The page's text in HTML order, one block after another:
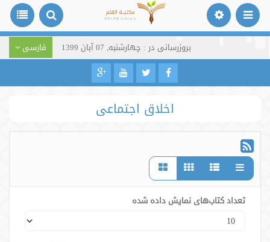
بروزرسانی در : چهارشنبه, 07 آبان 1399 فارسی
اخلاق اجتماعی
تعداد کتاب‌های نمایش داده شده